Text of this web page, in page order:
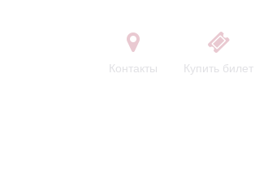
Контакты Купить билет